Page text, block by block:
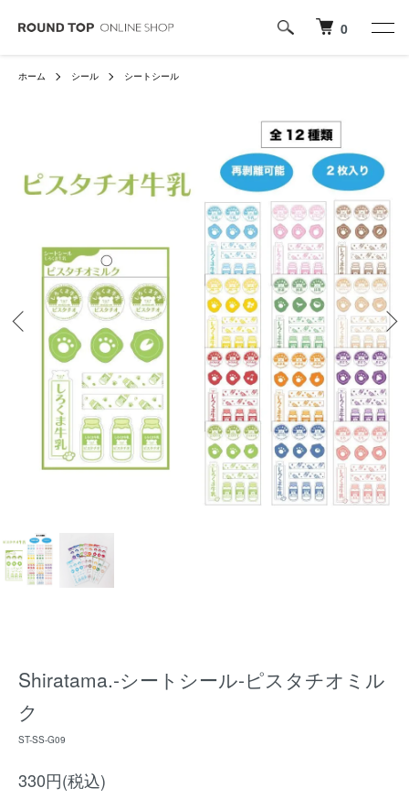
0
ホーム シール シートシール
Shiratama.-シートシール-ピスタチオミル
ク
ST-SS-G09
330円(税込)